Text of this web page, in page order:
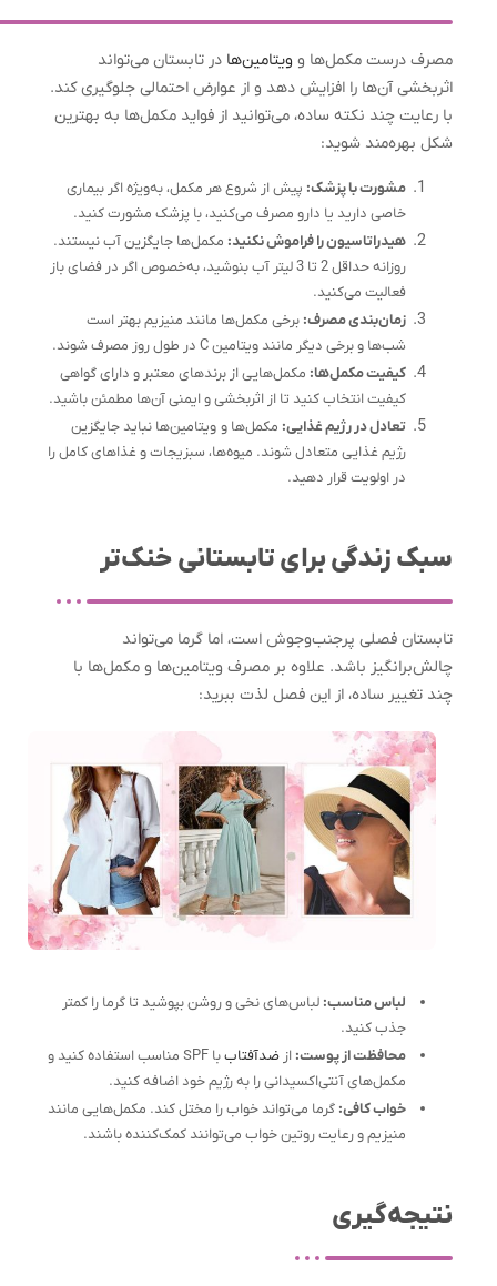
مصرف درست مکمل‌ها و ویتامین‌ها در تابستان می‌تواند
اثربخشی آن‌ها را افزایش دهد و از عوارض احتمالی جلوگیری کند.
با رعایت چند نکته ساده، می‌توانید از فواید مکمل‌ها به بهترین
شکل بهره‌مند شوید:
مشورت با پزشک: پیش از شروع هر مکمل، به‌ویژه اگر بیماری
خاصی دارید یا دارو مصرف می‌کنید، با پزشک مشورت کنید.
هیدراتاسیون را فراموش نکنید: مکمل‌ها جایگزین آب نیستند.
روزانه حداقل 2 تا 3 لیتر آب بنوشید، به‌خصوص اگر در فضای باز
فعالیت می‌کنید.
زمان‌بندی مصرف: برخی مکمل‌ها مانند منیزیم بهتر است
شب‌ها و برخی دیگر مانند ویتامین C در طول روز مصرف شوند.
کیفیت مکمل‌ها: مکمل‌هایی از برندهای معتبر و دارای گواهی
کیفیت انتخاب کنید تا از اثربخشی و ایمنی آن‌ها مطمئن باشید.
تعادل در رژیم غذایی: مکمل‌ها و ویتامین‌ها نباید جایگزین
رژیم غذایی متعادل شوند. میوه‌ها، سبزیجات و غذاهای کامل را
در اولویت قرار دهید.
سبک زندگی برای تابستانی خنک‌تر
تابستان فصلی پرجنب‌وجوش است، اما گرما می‌تواند
چالش‌برانگیز باشد. علاوه بر مصرف ویتامین‌ها و مکمل‌ها با
چند تغییر ساده، از این فصل لذت ببرید:
لباس مناسب: لباس‌های نخی و روشن بپوشید تا گرما را کمتر
جذب کنید.
محافظت از پوست: از ضدآفتاب
با SPF مناسب استفاده کنید و
مکمل‌های آنتی‌اکسیدانی را به رژیم خود اضافه کنید.
خواب کافی: گرما می‌تواند خواب را مختل کند. مکمل‌هایی مانند
منیزیم و رعایت روتین خواب می‌توانند کمک‌کننده باشند.
نتیجه‌گیری